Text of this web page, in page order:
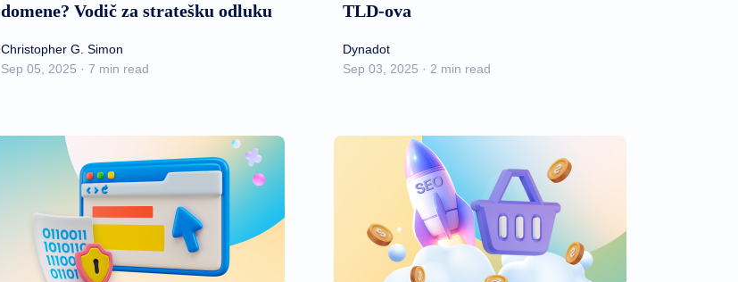
domene? Vodič za stratešku odluku
Christopher G. Simon
Sep 05, 2025 · 7 min read
TLD-ova
Dynadot
Sep 03, 2025 · 2 min read